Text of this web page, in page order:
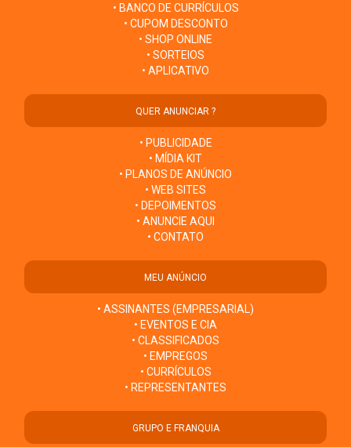
• BANCO DE CURRÍCULOS
• CUPOM DESCONTO
• SHOP ONLINE
• SORTEIOS
• APLICATIVO
QUER ANUNCIAR ?
• PUBLICIDADE
• MÍDIA KIT
• PLANOS DE ANÚNCIO
• WEB SITES
• DEPOIMENTOS
• ANUNCIE AQUI
• CONTATO
MEU ANÚNCIO
• ASSINANTES (EMPRESARIAL)
• EVENTOS E CIA
• CLASSIFICADOS
• EMPREGOS
• CURRÍCULOS
• REPRESENTANTES
GRUPO E FRANQUIA